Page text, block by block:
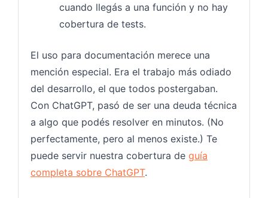
cuando llegás a una función y no hay
cobertura de tests.
El uso para documentación merece una
mención especial. Era el trabajo más odiado
del desarrollo, el que todos postergaban.
Con ChatGPT, pasó de ser una deuda técnica
a algo que podés resolver en minutos. (No
perfectamente, pero al menos existe.) Te
puede servir nuestra cobertura de guía
completa sobre ChatGPT.